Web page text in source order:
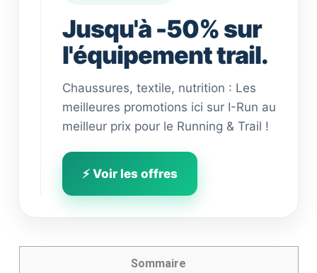
Jusqu'à -50% sur
l'équipement trail.
Chaussures, textile, nutrition : Les
meilleures promotions ici sur I-Run au
meilleur prix pour le Running & Trail !
⚡ Voir les offres
Sommaire